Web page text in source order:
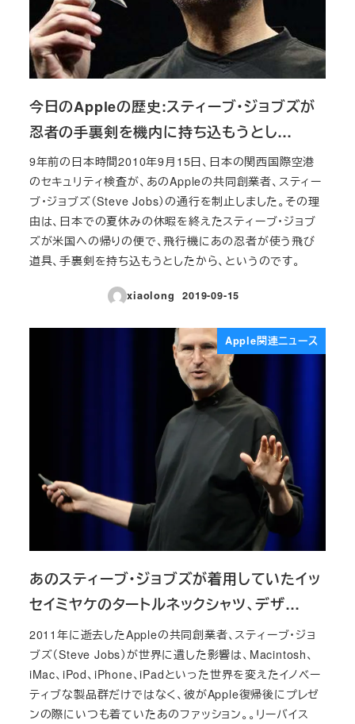
今日のAppleの歴史:スティーブ・ジョブズが
忍者の手裏剣を機内に持ち込もうとし…
9年前の日本時間2010年9月15日、日本の関西国際空港
のセキュリティ検査が、あのAppleの共同創業者、スティー
ブ・ジョブズ（Steve Jobs）の通行を制止しました。その理
由は、日本での夏休みの休暇を終えたスティーブ・ジョブ
ズが米国への帰りの便で、飛行機にあの忍者が使う飛び
道具、手裏剣を持ち込もうとしたから、というのです。
xiaolong
投稿日
2019-09-15
Apple関連ニュース
あのスティーブ・ジョブズが着用していたイッ
セイミヤケのタートルネックシャツ、デザ…
2011年に逝去したAppleの共同創業者、スティーブ・ジョ
ブズ（Steve Jobs）が世界に遺した影響は、Macintosh、
iMac、iPod、iPhone、iPadといった世界を変えたイノベー
ティブな製品群だけではなく、彼がApple復帰後にプレゼ
ンの際にいつも着ていたあのファッション。。リーバイス